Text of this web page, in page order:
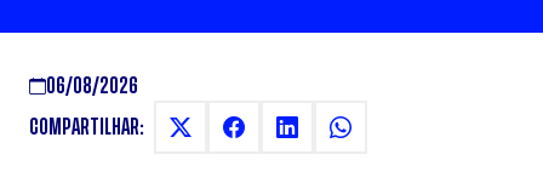
06/08/2026
COMPARTILHAR: